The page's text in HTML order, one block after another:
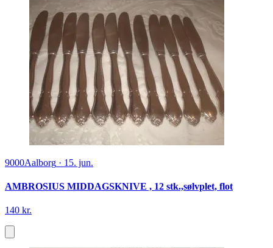
9000Aalborg · 15. jun.
AMBROSIUS MIDDAGSKNIVE , 12 stk.,sølvplet, flot
140 kr.